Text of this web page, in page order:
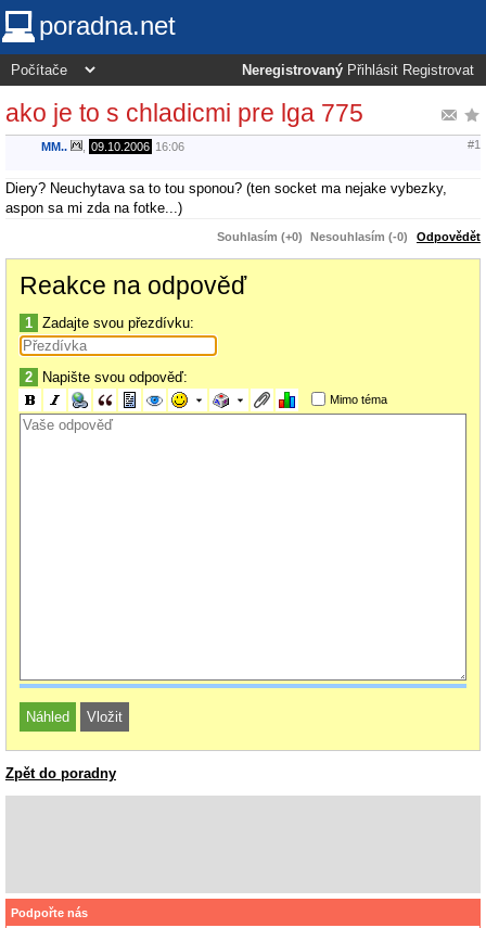
poradna.net
Neregistrovaný Přihlásit Registrovat
ako je to s chladicmi pre lga 775
MM.. 09.10.2006 16:06 #1
Diery? Neuchytava sa to tou sponou? (ten socket ma nejake vybezky,
aspon sa mi zda na fotke...)
Souhlasím (+0) Nesouhlasím (-0) Odpovědět
Reakce na odpověď
1 Zadajte svou přezdívku:
2 Napište svou odpověď:
Mimo téma
Zpět do poradny
Podpořte nás